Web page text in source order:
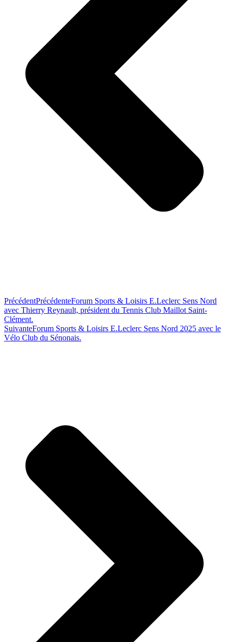
PrécédentPrécédenteForum Sports & Loisirs E.Leclerc Sens Nord
avec Thierry Reynault, président du Tennis Club Maillot Saint-
Clément.
SuivanteForum Sports & Loisirs E.Leclerc Sens Nord 2025 avec le
Vélo Club du Sénonais.